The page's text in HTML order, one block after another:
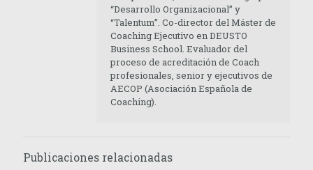
“Desarrollo Organizacional” y
“Talentum”. Co-director del Máster de
Coaching Ejecutivo en DEUSTO
Business School. Evaluador del
proceso de acreditación de Coach
profesionales, senior y ejecutivos de
AECOP (Asociación Española de
Coaching).
Publicaciones relacionadas